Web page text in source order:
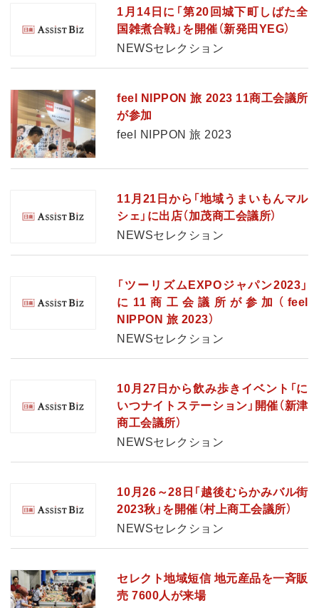
1月14日に「第20回城下町しばた全
国雑煮合戦」を開催（新発田YEG）
NEWSセレクション
feel NIPPON 旅 2023 11商工会議所
が参加
feel NIPPON 旅 2023
11月21日から「地域うまいもんマル
シェ」に出店（加茂商工会議所）
NEWSセレクション
「ツーリズムEXPOジャパン2023」
に11商工会議所が参加（feel
NIPPON 旅 2023）
NEWSセレクション
10月27日から飲み歩きイベント「に
いつナイトステーション」開催（新津
商工会議所）
NEWSセレクション
10月26～28日「越後むらかみバル街
2023秋」を開催（村上商工会議所）
NEWSセレクション
セレクト地域短信 地元産品を一斉販
売 7600人が来場